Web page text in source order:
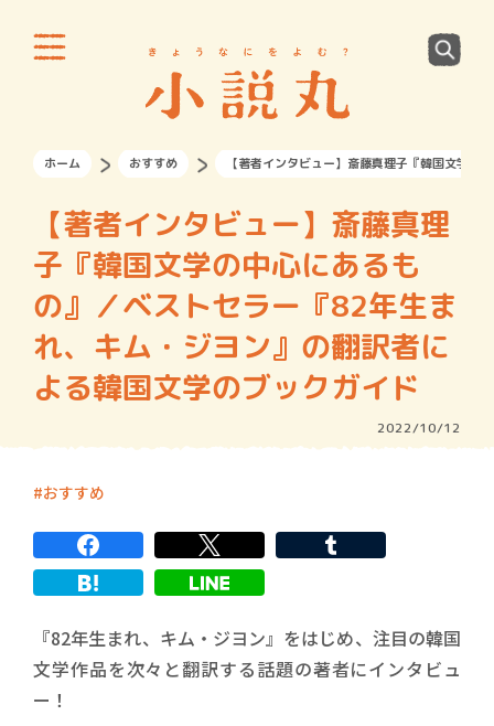
ホーム おすすめ 【著者インタビュー】斎藤真理子『韓国文学
【著者インタビュー】斎藤真理
子『韓国文学の中心にあるも
の』／ベストセラー『82年生ま
れ、キム・ジヨン』の翻訳者に
よる韓国文学のブックガイド
2022/10/12
おすすめ
『82年生まれ、キム・ジヨン』をはじめ、注目の韓国
文学作品を次々と翻訳する話題の著者にインタビュ
ー！